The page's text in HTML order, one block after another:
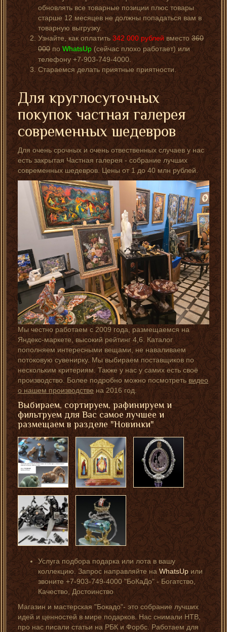
обновлять все товарные позиции плюс товары
старше 12 месяцев не должны попадаться вам в
товарную выгрузку.
Узнайте, как оплатить342 000 рублейвместо360
000поWhatsUp (сейчас плохо работает) или
телефону +7-903-749-4000.
Стараемся делать приятные приятности.
Для круглосуточных
покупок частная галерея
современных шедевров
Для очень срочных и очень отвественных случаев у нас
есть закрытая Частная галерея - собрание лучших
современных шедевров. Цены от 1 до 40 млн рублей.
Мы честно работаем с 2009 года, размещаемся на
Яндекс-маркете, высокий рейтинг 4,6. Каталог
пополняем интересными вещами, не наваливаем
потоковую сувенирку. Мы выбираем поставщиков по
нескольким критериям. Также у нас у самих есть своё
производство. Более подробно можно посмотретьвидео
о нашем производстве на 2016 год.
Выбираем, сортируем, рафинируем и
фильтруем для Вас самое лучшее и
размещаем в разделе "Новинки"
Услуга подбора подарка или лота в вашу
коллекцию. Запрос направляйте наWhatsUpили
звоните +7-903-749-4000 "БоКаДо" - Богатство,
Качество, Достоинство
Магазин и мастерская "Бокадо"- это собрание лучших
идей и ценностей в мире подарков. Нас снимали НТВ,
про нас писали статьи на РБК и Форбс. Работаем для